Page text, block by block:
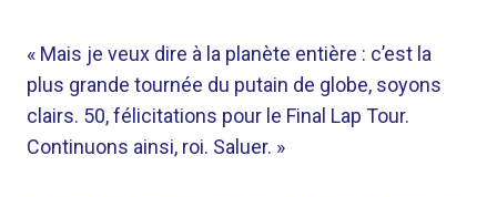
« Mais je veux dire à la planète entière : c’est la
plus grande tournée du putain de globe, soyons
clairs. 50, félicitations pour le Final Lap Tour.
Continuons ainsi, roi. Saluer. »